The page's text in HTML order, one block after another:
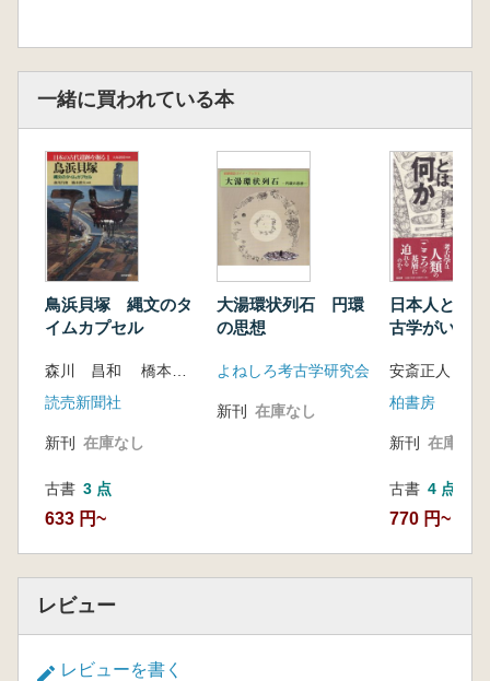
一緒に買われている本
鳥浜貝塚 縄文のタ
イムカプセル
森川 昌和 橋本 澄夫 著
読売新聞社
新刊 在庫なし
古書 3 点
633 円~
大湯環状列石 円環
の思想
よねしろ考古学研究会
新刊 在庫なし
日本人とは
古学がいま
安斎正人 著
柏書房
新刊 在庫なし
古書 4 点
770 円~
レビュー
レビューを書く